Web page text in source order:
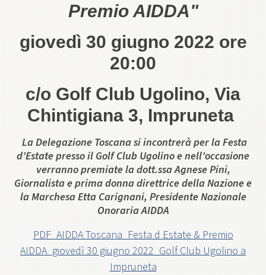
Premio AIDDA"
giovedì 30 giugno 2022 ore
20:00
c/o Golf Club Ugolino, Via
Chintigiana 3, Impruneta
La Delegazione Toscana si incontrerà per la Festa
d’Estate presso il Golf Club Ugolino e nell’occasione
verranno premiate la dott.ssa Agnese Pini,
Giornalista e prima donna direttrice della Nazione e
la Marchesa Etta Carignani, Presidente Nazionale
Onoraria AIDDA
PDF_AIDDA Toscana_Festa d Estate & Premio
AIDDA_giovedì 30 giugno 2022_Golf Club Ugolino a
Impruneta